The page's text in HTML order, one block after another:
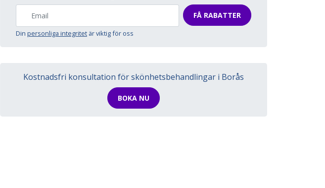
FÅ RABATTER
Din personliga integritet är viktig för oss
Kostnadsfri konsultation för skönhetsbehandlingar i Borås
BOKA NU